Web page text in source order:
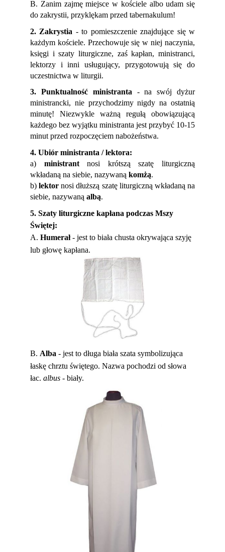
B. Zanim zajmę miejsce w kościele albo udam się
do zakrystii, przyklękam przed tabernakulum!
2. Zakrystia -to pomieszczenie znajdujące się w
każdym kościele. Przechowuje się w niej naczynia,
księgi i szaty liturgiczne, zaś kapłan, ministranci,
lektorzy i inni usługujący, przygotowują się do
uczestnictwa w liturgii.
3. Punktualność ministranta - na swój dyżur
ministrancki, nie przychodzimy nigdy na ostatnią
minutę! Niezwykle ważną regułą obowiązującą
każdego bez wyjątku ministranta jest przybyć 10-15
minut przed rozpoczęciem nabożeństwa.
4. Ubiór ministranta /lektora:
a) ministrantnosi krótszą szatę liturgiczną
wkładaną na siebie, nazywaną komżą.
b) lektor nosi dłuższą szatę liturgiczną wkładaną na
siebie, nazywaną albą.
5. Szaty liturgiczne kapłana podczas Mszy
Świętej:
A. Humerał- jest to biała chusta okrywająca szyję
lub głowę kapłana.
B. Alba - jest to długa biała szata symbolizująca
łaskę chrztu świętego. Nazwa pochodzi od słowa
łac. albus - biały.